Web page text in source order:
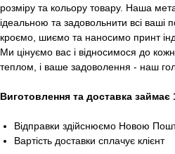
розміру та кольору товару. Наша
ідеальною та задовольнити всі
кроємо, шиємо та наносимо принт
Ми цінуємо вас і відносимося до
теплом, і ваше задоволення - наш
Виготовлення та доставка займає
Відправки здійснюємо Новою
Вартість доставки сплачує клієнт